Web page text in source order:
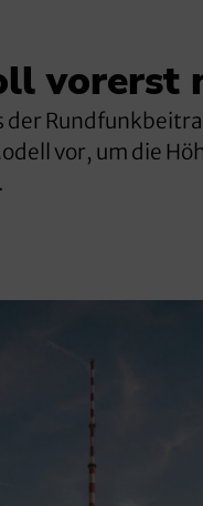
vorerst
vor, um die